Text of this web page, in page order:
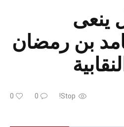
ينعى
بن رمضان
Stop!
0
0